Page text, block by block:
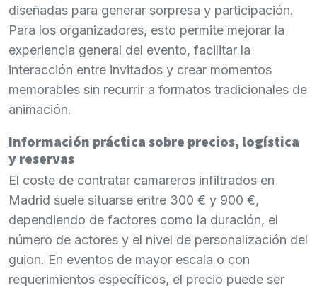
diseñadas para generar sorpresa y participación.
Para los organizadores, esto permite mejorar la
experiencia general del evento, facilitar la
interacción entre invitados y crear momentos
memorables sin recurrir a formatos tradicionales de
animación.
Información práctica sobre precios, logística
y reservas
El coste de contratar camareros infiltrados en
Madrid suele situarse entre 300 € y 900 €,
dependiendo de factores como la duración, el
número de actores y el nivel de personalización del
guion. En eventos de mayor escala o con
requerimientos específicos, el precio puede ser